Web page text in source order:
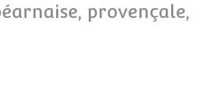
provençale,